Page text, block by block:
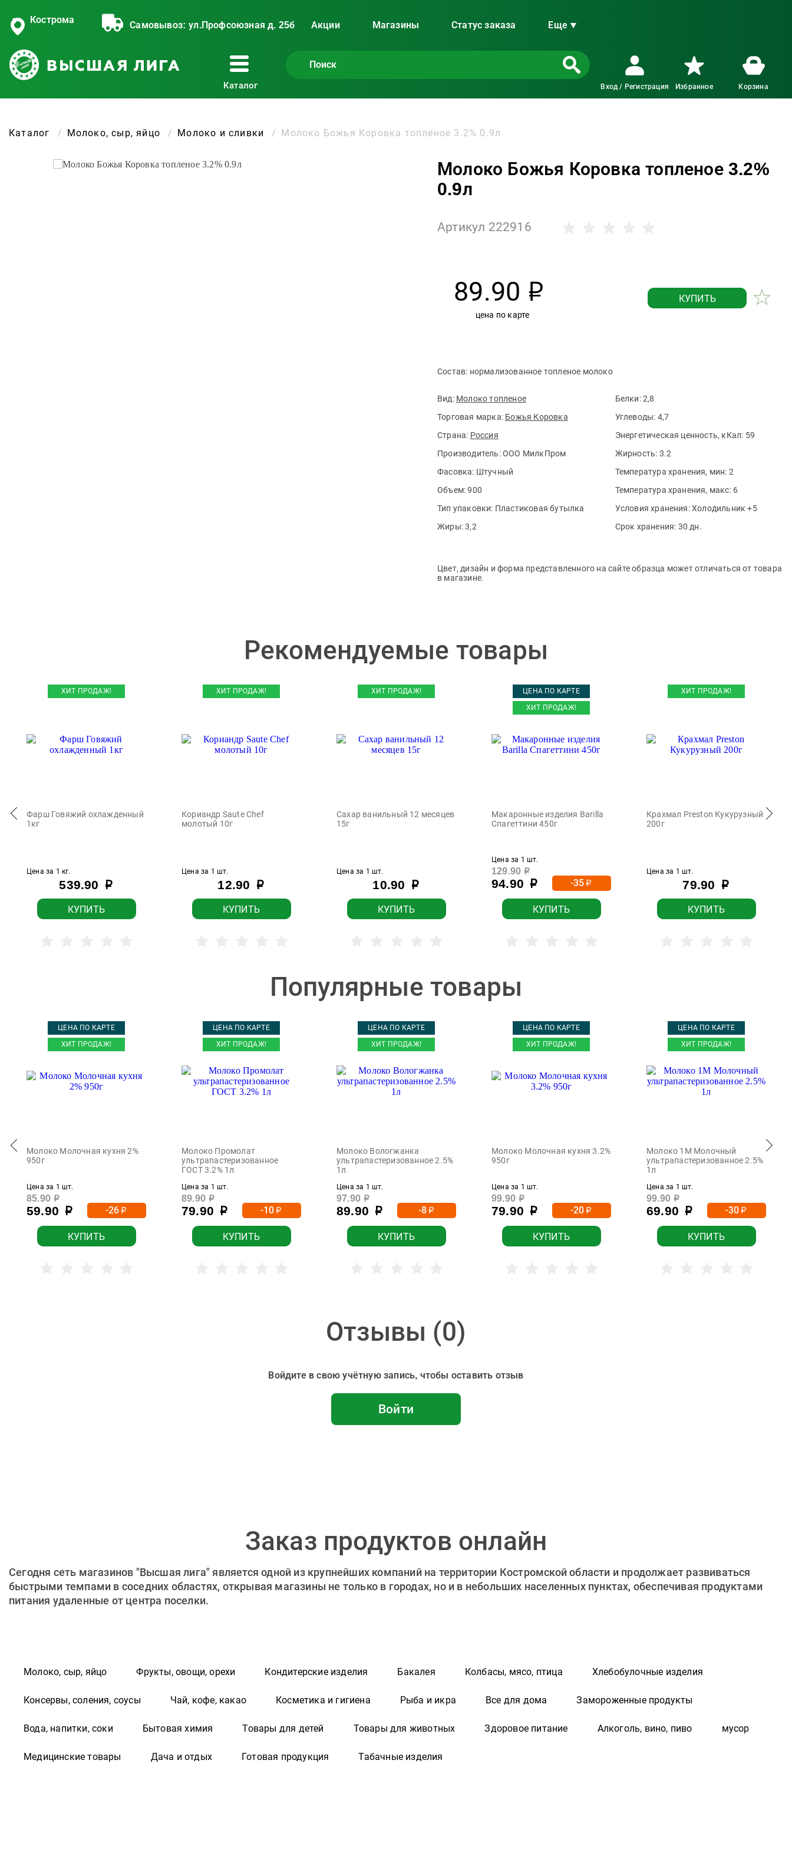
Кострома
Самовывоз: ул.Профсоюзная д. 25б Акции Магазины Статус заказа Еще
Каталог Вход / Регистрация Избранное Корзина
Каталог Молоко, сыр, яйцо Молоко и сливки Молоко Божья Коровка топленое 3.2% 0.9л
Молоко Божья Коровка топленое 3.2%
0.9л
Артикул 222916
89.90 р
цена по карте
КУПИТЬ
Состав: нормализованное топленое молоко
Вид: Молоко топленое
Торговая марка: Божья Коровка
Страна: Россия
Производитель:ООО МилкПром
Фасовка: Штучный
Объем:900
Тип упаковки: Пластиковая бутылка
Жиры:3,2
Белки:2,8
Углеводы: 4,7
Энергетическая ценность, кКал: 59
Жирность: 3.2
Температура хранения, мин: 2
Температура хранения, макс: 6
Условия хранения:Холодильник +5
Срок хранения: 30 дн.
Цвет, дизайн и форма представленного на сайте образца может отличаться от товара
в магазине.
Рекомендуемые товары
ХИТ ПРОДАЖ!
Фарш Говяжий охлажденный
1кг
Цена за 1 кг.
539.90 р
КУПИТЬ
ХИТ ПРОДАЖ!
Кориандр Saute Chef
молотый 10г
Цена за 1 шт.
12.90 р
КУПИТЬ
ХИТ ПРОДАЖ!
Сахар ванильный 12 месяцев
15г
Цена за 1 шт.
10.90 р
КУПИТЬ
ЦЕНА ПО КАРТЕ
ХИТ ПРОДАЖ!
Макаронные изделия Barilla
Спагеттини 450г
Цена за 1 шт.
129.90 р
94.90 р -35р
КУПИТЬ
ХИТ ПРОДАЖ!
Крахмал Preston Кукурузный
200г
Цена за 1 шт.
79.90 р
КУПИТЬ
Популярные товары
ЦЕНА ПО КАРТЕ
ХИТ ПРОДАЖ!
Молоко Молочная кухня 2%
950г
Цена за 1 шт.
85.90 р
59.90 р -26р
КУПИТЬ
ЦЕНА ПО КАРТЕ
ХИТ ПРОДАЖ!
Молоко Промолат
ультрапастеризованное
ГОСТ 3.2% 1л
Цена за 1 шт.
89.90 р
79.90 р -10р
КУПИТЬ
ЦЕНА ПО КАРТЕ
ХИТ ПРОДАЖ!
Молоко Вологжанка
ультрапастеризованное 2.5%
1л
Цена за 1 шт.
97.90 р
89.90 р -8р
КУПИТЬ
ЦЕНА ПО КАРТЕ
ХИТ ПРОДАЖ!
Молоко Молочная кухня 3.2%
950г
Цена за 1 шт.
99.90 р
79.90 р -20р
КУПИТЬ
ЦЕНА ПО КАРТЕ
ХИТ ПРОДАЖ!
Молоко 1М Молочный
ультрапастеризованное 2.5%
1л
Цена за 1 шт.
99.90 р
69.90 р -30р
КУПИТЬ
Отзывы (0)
Войдите в свою учётную запись, чтобы оставить отзыв
Войти
Заказ продуктов онлайн
Сегодня сеть магазинов "Высшая лига" является одной из крупнейших компаний на территории Костромской области и продолжает развиваться
быстрыми темпами в соседних областях, открывая магазины не только в городах, но и в небольших населенных пунктах, обеспечивая продуктами
питания удаленные от центра поселки.
Молоко, сыр, яйцо Фрукты, овощи, орехи Кондитерские изделия Бакалея Колбасы, мясо, птица Хлебобулочные изделия
Консервы, соления, соусы Чай, кофе, какао Косметика и гигиена Рыба и икра Все для дома Замороженные продукты
Вода, напитки, соки Бытовая химия Товары для детей Товары для животных Здоровое питание Алкоголь, вино, пиво мусор
Медицинские товары Дача и отдых Готовая продукция Табачные изделия